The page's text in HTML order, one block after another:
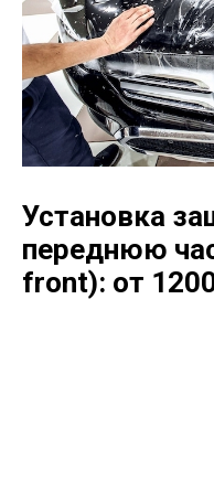
Установка
переднюю
front): от